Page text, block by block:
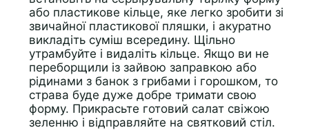
або пластикове кільце, яке легко зробити зі
звичайної пластикової пляшки, і акуратно
викладіть суміш всередину. Щільно
утрамбуйте і видаліть кільце. Якщо ви не
переборщили із зайвою заправкою або
рідинами з банок з грибами і горошком, то
страва буде дуже добре тримати свою
форму. Прикрасьте готовий салат свіжою
зеленню і відправляйте на святковий стіл.